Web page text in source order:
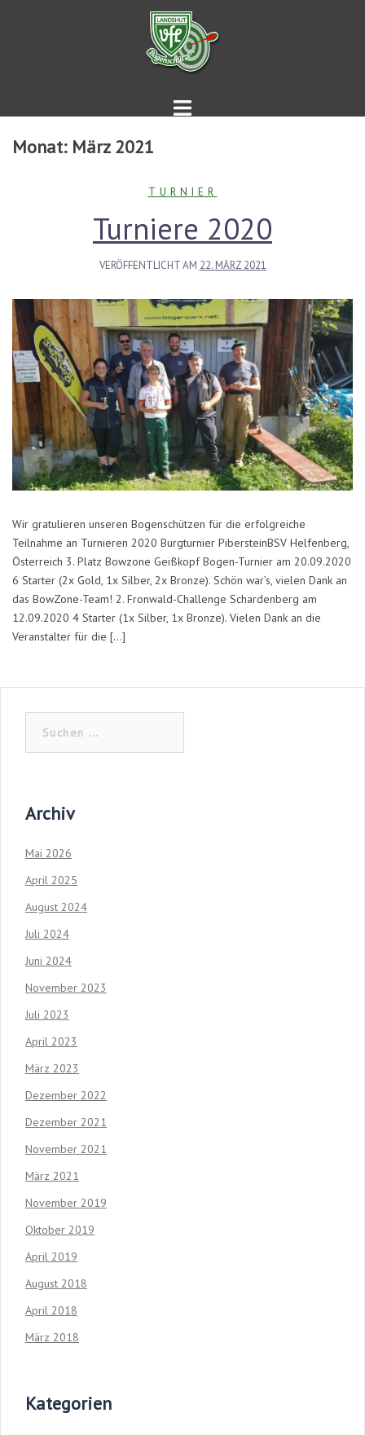
Monat: März 2021
TURNIER
Turniere 2020
VERÖFFENTLICHT AM 22. MÄRZ 2021
Wir gratulieren unseren Bogenschützen für die erfolgreiche
Teilnahme an Turnieren 2020 Burgturnier PibersteinBSV Helfenberg,
Österreich 3. Platz Bowzone Geißkopf Bogen-Turnier am 20.09.2020
6 Starter (2x Gold, 1x Silber, 2x Bronze). Schön war’s, vielen Dank an
das BowZone-Team! 2. Fronwald-Challenge Schardenberg am
12.09.2020 4 Starter (1x Silber, 1x Bronze). Vielen Dank an die
Veranstalter für die […]
nach:
Archiv
Mai 2026
April 2025
August 2024
Juli 2024
Juni 2024
November 2023
Juli 2023
April 2023
März 2023
Dezember 2022
Dezember 2021
November 2021
März 2021
November 2019
Oktober 2019
April 2019
August 2018
April 2018
März 2018
Kategorien